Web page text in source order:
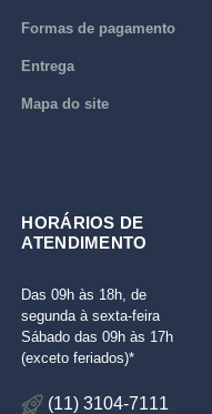
Formas de pagamento
Entrega
Mapa do site
HORÁRIOS DE
ATENDIMENTO
Das 09h às 18h, de
segunda à sexta-feira
Sábado das 09h às 17h
(exceto feriados)*
(11) 3104-7111